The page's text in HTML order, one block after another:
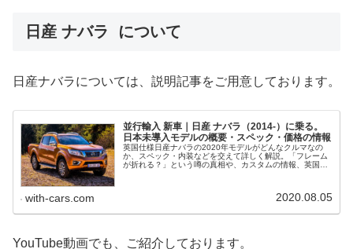
日産 ナバラ について
日産ナバラについては、説明記事をご用意しております。
並行輸入 新車｜日産 ナバラ（2014-）に乗る。
日本未導入モデルの概要・スペック・価格の情報
英国仕様日産ナバラの2020年モデルがどんなクルマなの
か、スペック・内装などを交えて詳しく解説。「フレーム
が折れる？」という噂の真相や、カスタムの情報、英国よ
with-cars.com 2020.08.05
YouTube動画でも、ご紹介しております。